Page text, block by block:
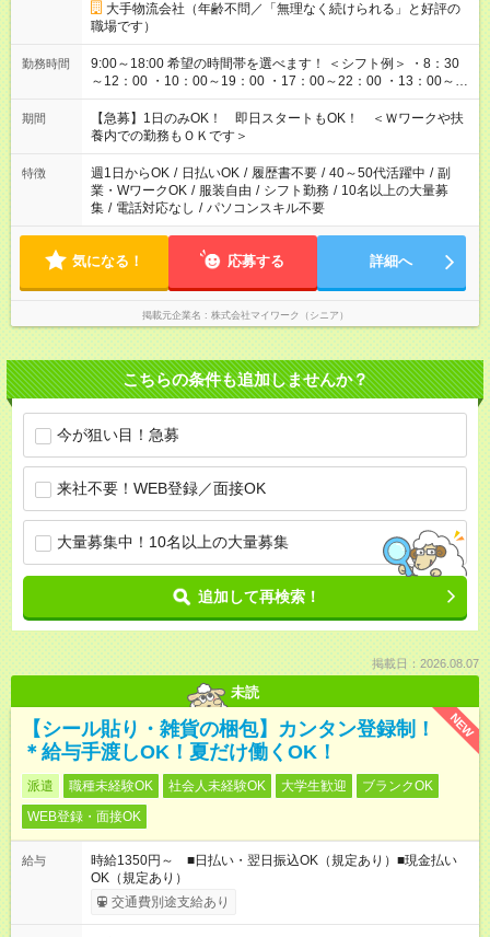
大手物流会社（年齢不問／「無理なく続けられる」と好評の
職場です）
勤務時間
9:00～18:00 希望の時間帯を選べます！ ＜シフト例＞ ・8：30
～12：00 ・10：00～19：00 ・17：00～22：00 ・13：00～
22：00 ・22：00～翌6：00 など
期間
【急募】1日のみOK！ 即日スタートもOK！ ＜Ｗワークや扶
養内での勤務もＯＫです＞
特徴 週1日からOK / 日払いOK / 履歴書不要 / 40～50代活躍中 / 副
業・WワークOK / 服装自由 / シフト勤務 / 10名以上の大量募
集 / 電話対応なし / パソコンスキル不要
気になる！ 応募する 詳細へ
掲載元企業名 株式会社マイワーク（シニア）
こちらの条件も追加しませんか？
今が狙い目！急募
来社不要！WEB登録／面接OK
大量募集中！10名以上の大量募集
追加して再検索！
掲載日：2026.08.07
未読
NEW
【シール貼り・雑貨の梱包】カンタン登録制！
＊給与手渡しOK！夏だけ働くOK！
派遣 職種未経験OK 社会人未経験OK 大学生歓迎
ブランクOK
WEB登録・面接OK
給与
時給1350円～ ■日払い・翌日振込OK（規定あり）■現金払い
OK（規定あり）
交通費別途支給あり